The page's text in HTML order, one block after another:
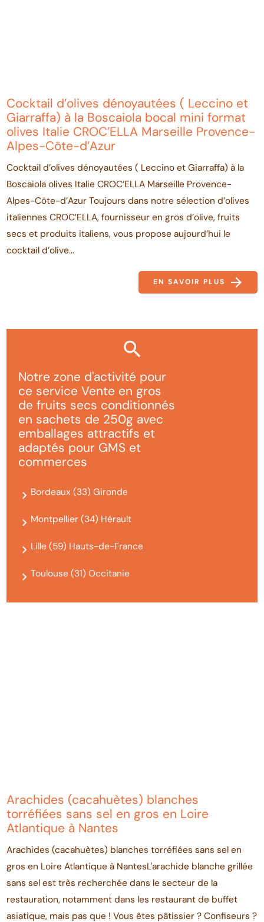
Cocktail d’olives dénoyautées ( Leccino et
Giarraffa) à la Boscaiola bocal mini format
olives Italie CROC’ELLA Marseille Provence-
Alpes-Côte-d’Azur
Cocktail d’olives dénoyautées ( Leccino et Giarraffa) à la
Boscaiola olives Italie CROC’ELLA Marseille Provence-
Alpes-Côte-d’Azur Toujours dans notre sélection d’olives
italiennes CROC’ELLA, fournisseur en gros d’olive, fruits
secs et produits italiens, vous propose aujourd’hui le
cocktail d’olive...
EN SAVOIR PLUS
Notre zone d'activité pour
ce service Vente en gros
de fruits secs conditionnés
en sachets de 250g avec
emballages attractifs et
adaptés pour GMS et
commerces
Bordeaux (33) Gironde
Montpellier (34) Hérault
Lille (59) Hauts-de-France
Toulouse (31) Occitanie
Arachides (cacahuètes) blanches
torréfiées sans sel en gros en Loire
Atlantique à Nantes
Arachides (cacahuètes) blanches torréfiées sans sel en
gros en Loire Atlantique à NantesL'arachide blanche grillée
sans sel est très recherchée dans le secteur de la
restauration, notamment dans les restaurant de buffet
asiatique, mais pas que ! Vous êtes pâtissier ? Confiseurs ?